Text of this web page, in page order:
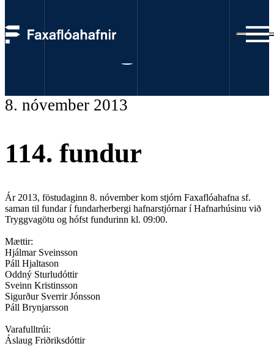
Fundargerðir
8. nóvember 2013
114. fundur
Ár 2013, föstudaginn 8. nóvember kom stjórn Faxaflóahafna sf.
saman til fundar í fundarherbergi hafnarstjórnar í Hafnarhúsinu við
Tryggvagötu og hófst fundurinn kl. 09:00.
Mættir:
Hjálmar Sveinsson
Páll Hjaltason
Oddný Sturludóttir
Sveinn Kristinsson
Sigurður Sverrir Jónsson
Páll Brynjarsson
Varafulltrúi:
Áslaug Friðriksdóttir